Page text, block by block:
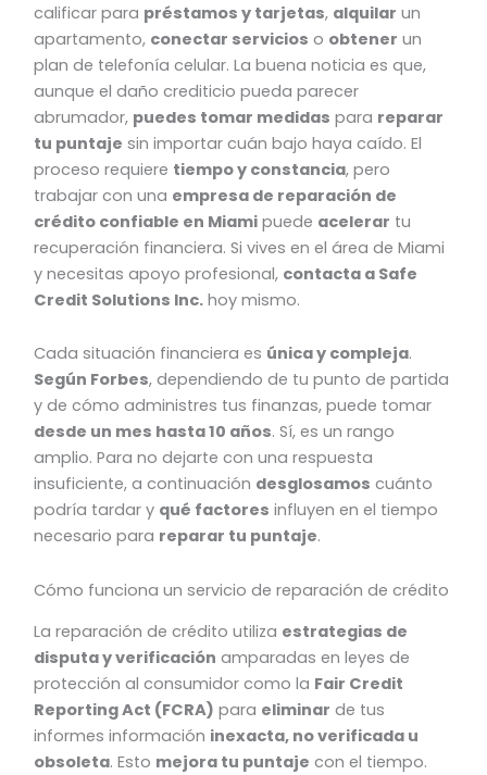
calificar para préstamos y tarjetas, alquilar un
apartamento, conectar servicios o obtener un
plan de telefonía celular. La buena noticia es que,
aunque el daño crediticio pueda parecer
abrumador, puedes tomar medidas para reparar
tu puntaje sin importar cuán bajo haya caído. El
proceso requiere tiempo y constancia, pero
trabajar con una empresa de reparación de
crédito confiable en Miami puede acelerar tu
recuperación financiera. Si vives en el área de Miami
y necesitas apoyo profesional, contacta a Safe
Credit Solutions Inc. hoy mismo.
Cada situación financiera es única y compleja.
Según Forbes, dependiendo de tu punto de partida
y de cómo administres tus finanzas, puede tomar
desde un mes hasta 10 años. Sí, es un rango
amplio. Para no dejarte con una respuesta
insuficiente, a continuación desglosamos cuánto
podría tardar y qué factores influyen en el tiempo
necesario para reparar tu puntaje.
Cómo funciona un servicio de reparación de crédito
La reparación de crédito utiliza estrategias de
disputa y verificación amparadas en leyes de
protección al consumidor como la Fair Credit
Reporting Act (FCRA) para eliminar de tus
informes información inexacta, no verificada u
obsoleta. Esto mejora tu puntaje con el tiempo.